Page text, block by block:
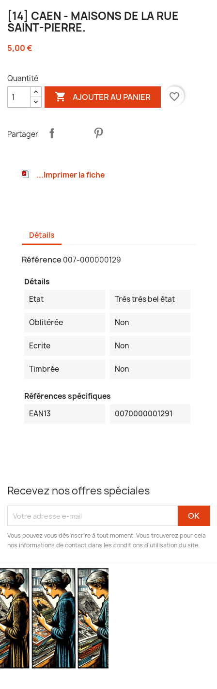
[14] CAEN - MAISONS DE LA RUE
SAINT-PIERRE.
5,00 €
Quantité
 AJOUTER AU PANIER favorite_border
Partager
...Imprimer la fiche
Détails
Référence 007-000000129
Détails
Etat
Très très bel état
Oblitérée Non
Ecrite Non
Timbrée Non
Références spécifiques
EAN13
0070000001291
Recevez nos offres spéciales
Vous pouvez vous désinscrire à tout moment. Vous trouverez pour cela
nos informations de contact dans les conditions d'utilisation du site.